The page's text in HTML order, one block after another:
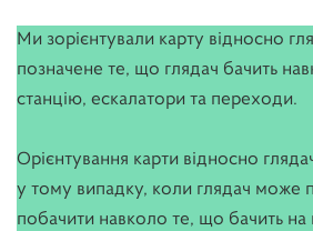
Ми зорієнтували карту відносно
позначене те, що глядач бачить
станцію, ескалатори та переходи.
Орієнтування карти відносно
у тому випадку, коли глядач може
побачити навколо те, що бачить на